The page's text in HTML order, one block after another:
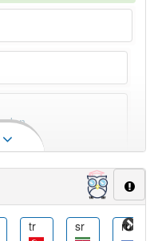
tr sr ru